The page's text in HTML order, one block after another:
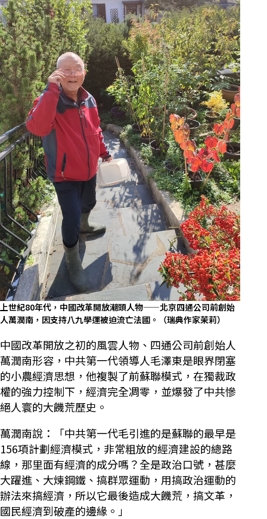
上世紀80年代，中國改革開放潮頭人物——北京四通公司前創始
人萬潤南，因支持八九學運被迫流亡法國。（瑞典作家茉莉）
中國改革開放之初的風雲人物、四通公司前創始人
萬潤南形容，中共第一代領導人毛澤東是眼界閉塞
的小農經濟思想，他複製了前蘇聯模式，在獨裁政
權的強力控制下，經濟完全凋零，並爆發了中共慘
絕人寰的大饑荒歷史。
萬潤南說：「中共第一代毛引進的是蘇聯的最早是
156項計劃經濟模式，非常粗放的經濟建設的總路
線，那里面有經濟的成分嗎？全是政治口號，甚麼
大躍進、大煉鋼鐵、搞群眾運動，用搞政治運動的
辦法來搞經濟，所以它最後造成大饑荒，搞文革，
國民經濟到破產的邊緣。」